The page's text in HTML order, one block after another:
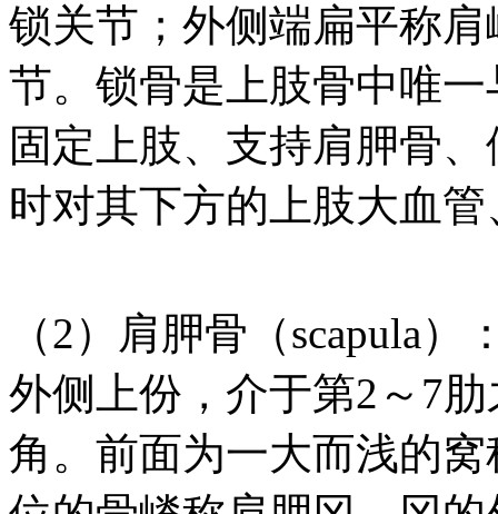
锁关节；外侧端扁平称
节。锁骨是上肢骨中唯
固定上肢、支持肩胛骨
时对其下方的上肢大血
（2）肩胛骨（scapula
外侧上份，介于第2～7
角。前面为一大而浅的